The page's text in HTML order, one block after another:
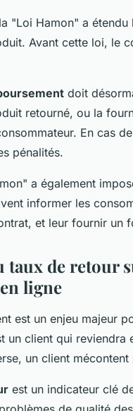
"Loi Hamon" a étendu
Avant cette loi, le
doit
retourné, ou la
En cas
pénalités.
a également
informer les
et leur fournir un
taux de retour
ligne
est un enjeu majeur
un client qui reviendra
un client
est un indicateur clé